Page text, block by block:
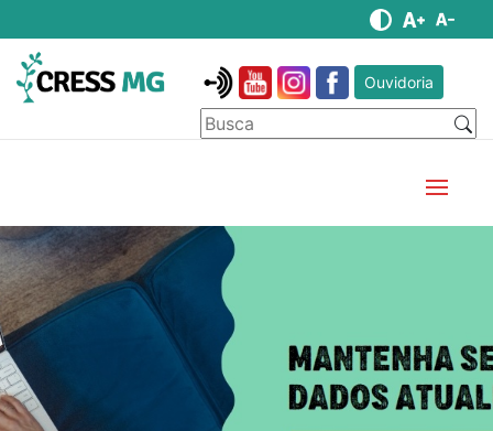
Ouvidoria